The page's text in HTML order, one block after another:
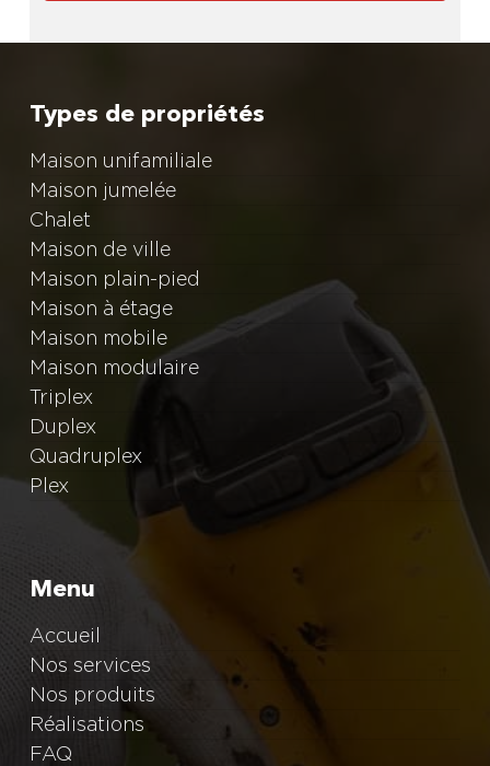
Types de propriétés
Maison unifamiliale
Maison jumelée
Chalet
Maison de ville
Maison plain-pied
Maison à étage
Maison mobile
Maison modulaire
Triplex
Duplex
Quadruplex
Plex
Menu
Accueil
Nos services
Nos produits
Réalisations
FAQ